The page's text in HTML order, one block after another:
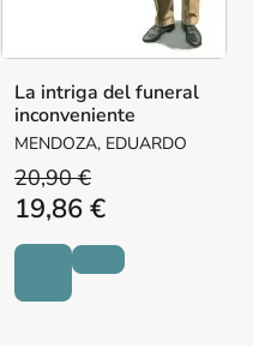
La intriga del funeral
inconveniente
MENDOZA, EDUARDO
20,90 €
19,86 €